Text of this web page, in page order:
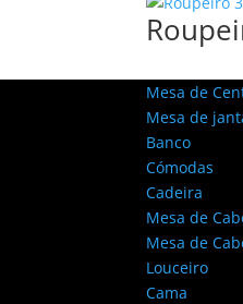
Mesa de
Mesa de
Banco
Cómodas
Cadeira
Mesa de
Mesa de
Louceiro
Cama